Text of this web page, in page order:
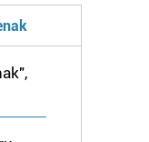
eta